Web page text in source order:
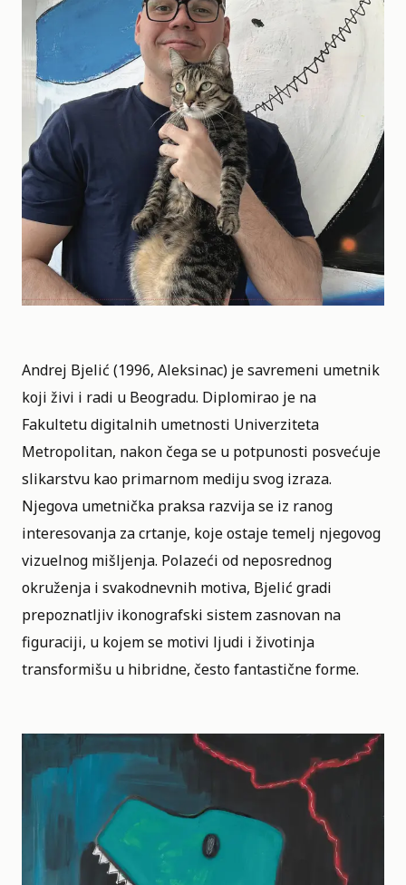
Andrej Bjelić (1996, Aleksinac) je savremeni umetnik
koji živi i radi u Beogradu. Diplomirao je na
Fakultetu digitalnih umetnosti Univerziteta
Metropolitan, nakon čega se u potpunosti posvećuje
slikarstvu kao primarnom mediju svog izraza.
Njegova umetnička praksa razvija se iz ranog
interesovanja za crtanje, koje ostaje temelj njegovog
vizuelnog mišljenja. Polazeći od neposrednog
okruženja i svakodnevnih motiva, Bjelić gradi
prepoznatljiv ikonografski sistem zasnovan na
figuraciji, u kojem se motivi ljudi i životinja
transformišu u hibridne, često fantastične forme.